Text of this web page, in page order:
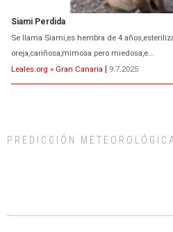
Siami Perdida
Se llama Siami,es hembra de 4
oreja,cariñosa,mimosa pero miedosa,e...
Leales.org » Gran Canaria | 9.7.2025
días, ella incluida...
PREDICCIÓN